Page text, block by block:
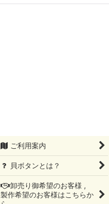
ご利用案内
貝ボタンとは？
卸売り御希望のお客様 ,
製作希望のお客様はこちらか